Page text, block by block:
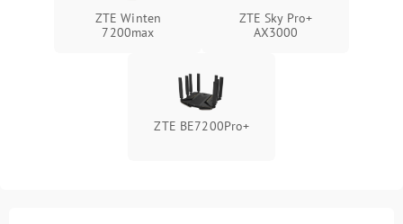
Неисправность модуля
Подробнее →
500 ₽
ZTE Winten
7200max
ZTE Sky Pro+
AX3000
ZTE BE7200Pro+